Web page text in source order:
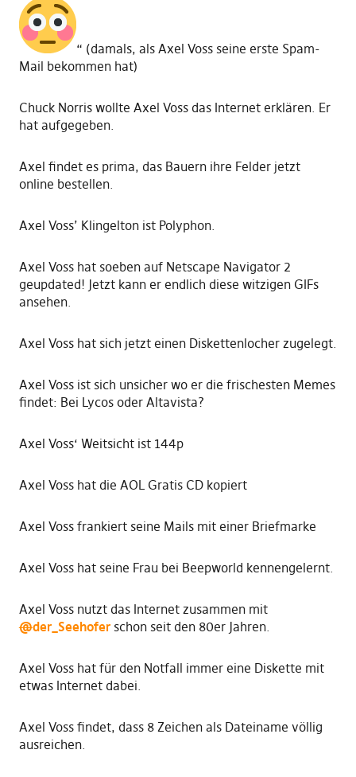
“ (damals, als Axel Voss seine erste Spam-
Mail bekommen hat)
Chuck Norris wollte Axel Voss das Internet erklären. Er
hat aufgegeben.
Axel findet es prima, das Bauern ihre Felder jetzt
online bestellen.
Axel Voss’ Klingelton ist Polyphon.
Axel Voss hat soeben auf Netscape Navigator 2
geupdated! Jetzt kann er endlich diese witzigen GIFs
ansehen.
Axel Voss hat sich jetzt einen Diskettenlocher zugelegt.
Axel Voss ist sich unsicher wo er die frischesten Memes
findet: Bei Lycos oder Altavista?
Axel Voss‘ Weitsicht ist 144p
Axel Voss hat die AOL Gratis CD kopiert
Axel Voss frankiert seine Mails mit einer Briefmarke
Axel Voss hat seine Frau bei Beepworld kennengelernt.
Axel Voss nutzt das Internet zusammen mit
@der_Seehoferschon seit den 80er Jahren.
Axel Voss hat für den Notfall immer eine Diskette mit
etwas Internet dabei.
Axel Voss findet, dass 8 Zeichen als Dateiname völlig
ausreichen.